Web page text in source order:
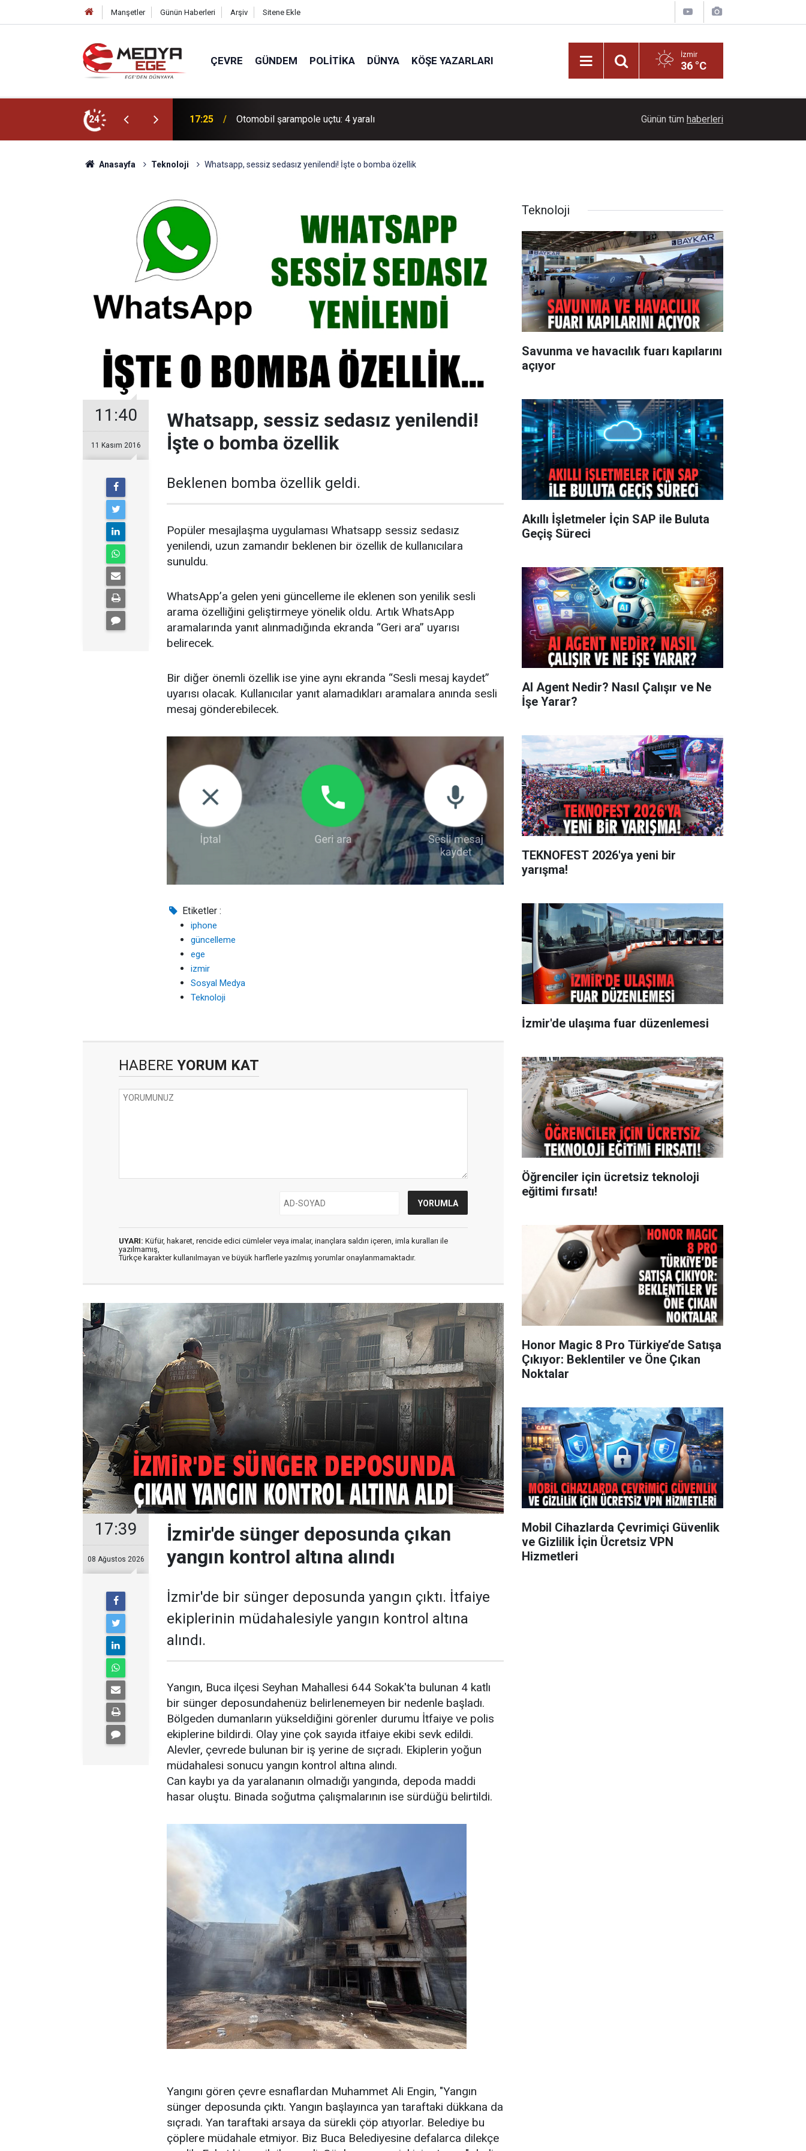
Manşetler Günün Haberleri Arşiv Sitene Ekle
ÇEVRE GÜNDEM POLITIKA DÜNYA KÖŞE YAZARLARI İzmir
36 °C
24 17:02 Niloya'dan Bodrumlu çocuklara yaz tatili süprizi İzmirli Firmadan Avrupa’da önemli başarı
Günün tüm haberleri
Anasayfa Teknoloji Whatsapp, sessiz sedasız yenilendi! İşte o bomba özellik
11:40
11 Kasım 2016
Whatsapp, sessiz sedasız yenilendi!
İşte o bomba özellik
Beklenen bomba özellik geldi.
Popüler mesajlaşma uygulaması Whatsapp sessiz sedasız
yenilendi, uzun zamandır beklenen bir özellik de kullanıcılara
sunuldu.
WhatsApp’a gelen yeni güncelleme ile eklenen son yenilik sesli
arama özelliğini geliştirmeye yönelik oldu. Artık WhatsApp
aramalarında yanıt alınmadığında ekranda “Geri ara” uyarısı
belirecek.
Bir diğer önemli özellik ise yine aynı ekranda “Sesli mesaj kaydet”
uyarısı olacak. Kullanıcılar yanıt alamadıkları aramalara anında sesli
mesaj gönderebilecek.
Etiketler :
iphone
güncelleme
ege
izmir
Sosyal Medya
Teknoloji
HABERE YORUM KAT
UYARI: Küfür, hakaret, rencide edici cümleler veya imalar, inançlara saldırı içeren, imla kuralları ile
yazılmamış,
Türkçe karakter kullanılmayan ve büyük harflerle yazılmış yorumlar onaylanmamaktadır.
17:39
08 Ağustos 2026
İzmir'de sünger deposunda çıkan
yangın kontrol altına alındı
İzmir'de bir sünger deposunda yangın çıktı. İtfaiye
ekiplerinin müdahalesiyle yangın kontrol altına
alındı.
Yangın, Buca ilçesi Seyhan Mahallesi 644 Sokak'ta bulunan 4 katlı
bir sünger deposundahenüz belirlenemeyen bir nedenle başladı.
Bölgeden dumanların yükseldiğini görenler durumu İtfaiye ve polis
ekiplerine bildirdi. Olay yine çok sayıda itfaiye ekibi sevk edildi.
Alevler, çevrede bulunan bir iş yerine de sıçradı. Ekiplerin yoğun
müdahalesi sonucu yangın kontrol altına alındı.
Can kaybı ya da yaralananın olmadığı yangında, depoda maddi
hasar oluştu. Binada soğutma çalışmalarının ise sürdüğü belirtildi.
Yangını gören çevre esnaflardan Muhammet Ali Engin, "Yangın
sünger deposunda çıktı. Yangın başlayınca yan taraftaki dükkana da
sıçradı. Yan taraftaki arsaya da sürekli çöp atıyorlar. Belediye bu
çöplere müdahale etmiyor. Biz Buca Belediyesine defalarca dilekçe
Teknoloji
Savunma ve havacılık fuarı kapılarını
açıyor
Akıllı İşletmeler İçin SAP ile Buluta
Geçiş Süreci
AI Agent Nedir? Nasıl Çalışır ve Ne
İşe Yarar?
TEKNOFEST 2026'ya yeni bir
yarışma!
İzmir'de ulaşıma fuar düzenlemesi
Öğrenciler için ücretsiz teknoloji
eğitimi fırsatı!
Honor Magic 8 Pro Türkiye’de Satışa
Çıkıyor: Beklentiler ve Öne Çıkan
Noktalar
Mobil Cihazlarda Çevrimiçi Güvenlik
ve Gizlilik İçin Ücretsiz VPN
Hizmetleri